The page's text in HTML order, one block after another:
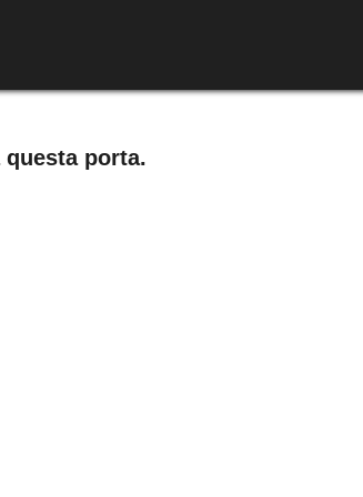
porta.